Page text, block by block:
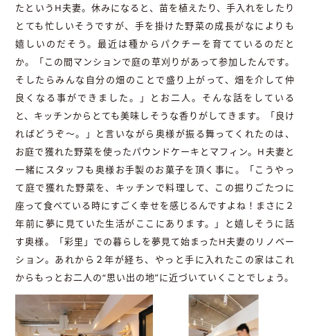
たというH夫妻。休みになると、苗を植えたり、手入れをしたり
とても忙しいそうですが、手を掛けた野菜の成長がなによりも
嬉しいのだそう。最近は種からパクチーを育てているのだと
か。「この間マンションで庭の草刈りがあって参加したんです。
そしたらみんな自分の畑のことで盛り上がって、畑を介して仲
良くなる事ができました。」とお二人。そんな話をしている
と、キッチンからとても美味しそうな香りがしてきます。「良け
ればどうぞ～。」と言いながら奥様が振る舞ってくれたのは、
お庭で獲れた野菜を使ったパウンドケーキとマフィン。H夫妻と
一緒にスタッフも奥様お手製のお菓子を頂く事に。「こうやっ
て庭で獲れた野菜を、キッチンで料理して、この掘りごたつに
座って食べている時にすごく幸せを感じるんですよね！まさに２
年前に夢に見ていた生活がここにあります。」と嬉しそうに話
す奥様。「彩里」での暮らしを夢見て始まったH夫妻のリノベー
ション。あれから２年が経ち、やっと手に入れたこの家はこれ
からもっとお二人の“思い出の地”に近づいていくことでしょう。